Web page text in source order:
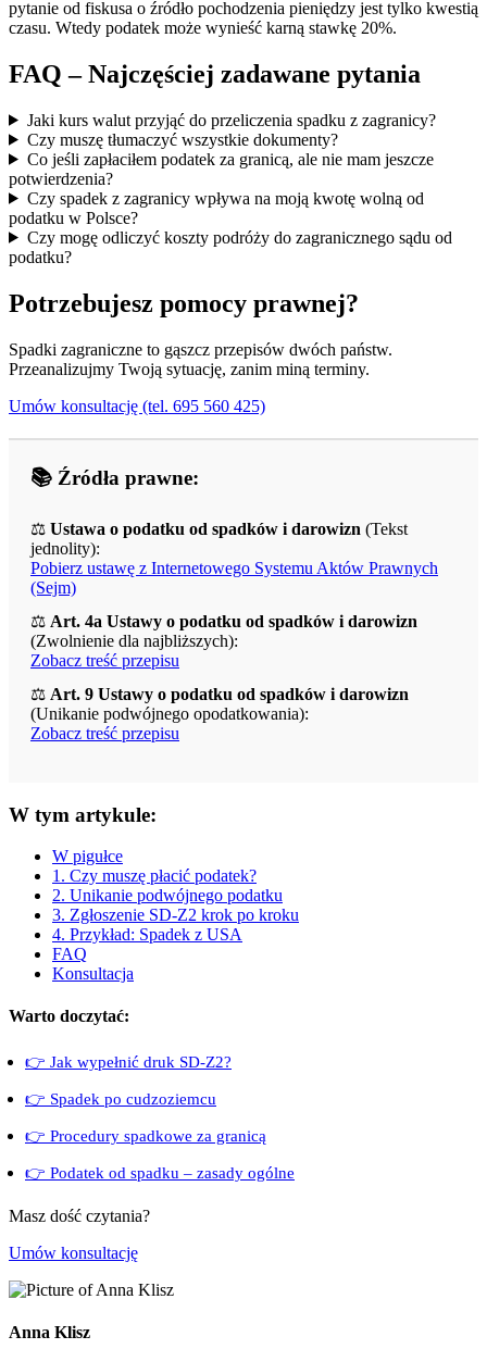
pytanie od fiskusa o źródło pochodzenia pieniędzy jest tylko kwestią
czasu. Wtedy podatek może wynieść karną stawkę 20%.
FAQ – Najczęściej zadawane pytania
Jaki kurs walut przyjąć do przeliczenia spadku z zagranicy?
Czy muszę tłumaczyć wszystkie dokumenty?
Co jeśli zapłaciłem podatek za granicą, ale nie mam jeszcze
potwierdzenia?
Czy spadek z zagranicy wpływa na moją kwotę wolną od
podatku w Polsce?
Czy mogę odliczyć koszty podróży do zagranicznego sądu od
podatku?
Potrzebujesz pomocy prawnej?
Spadki zagraniczne to gąszcz przepisów dwóch państw.
Przeanalizujmy Twoją sytuację, zanim miną terminy.
Umów konsultację (tel. 695 560 425)
📚 Źródła prawne:
⚖️ Ustawa o podatku od spadków i darowizn (Tekst
jednolity):
Pobierz ustawę z Internetowego Systemu Aktów Prawnych
(Sejm)
⚖️ Art. 4a Ustawy o podatku od spadków i darowizn
(Zwolnienie dla najbliższych):
Zobacz treść przepisu
⚖️ Art. 9 Ustawy o podatku od spadków i darowizn
(Unikanie podwójnego opodatkowania):
Zobacz treść przepisu
W tym artykule:
W pigułce
1. Czy muszę płacić podatek?
2. Unikanie podwójnego podatku
3. Zgłoszenie SD-Z2 krok po kroku
4. Przykład: Spadek z USA
FAQ
Konsultacja
Warto doczytać:
👉 Jak wypełnić druk SD-Z2?
👉 Spadek po cudzoziemcu
👉 Procedury spadkowe za granicą
👉 Podatek od spadku – zasady ogólne
Masz dość czytania?
Umów konsultację
Anna Klisz